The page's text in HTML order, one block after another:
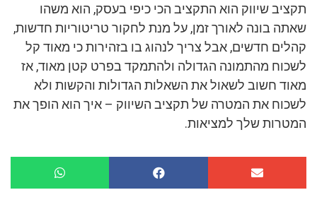
תקציב שיווק הוא התקציב הכי כיפי בעסק, הוא משהו
שאתה בונה לאורך זמן, על מנת לחקור טריטוריות חדשות,
קהלים חדשים, אבל צריך לנהוג בו בזהירות כי מאוד קל
לשכוח מהתמונה הגדולה ולהתמקד בפרט קטן מאוד, אז
מאוד חשוב לשאול את השאלות הגדולות והקשות ולא
לשכוח את המטרה של תקציב השיווק – איך הוא הופך את
המטרות שלך למציאות.